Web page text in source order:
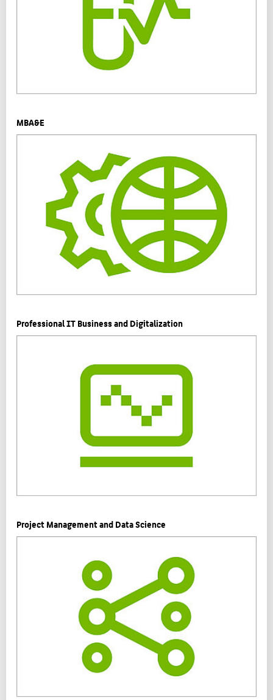
MBA&E
Professional IT Business and Digitalization
Project Management and Data Science